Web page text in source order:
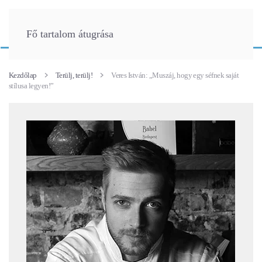
Fő tartalom átugrása
Kezdőlap Terülj, terülj!
Veres István: „Muszáj, hogy egy séfnek saját
stílusa legyen!”